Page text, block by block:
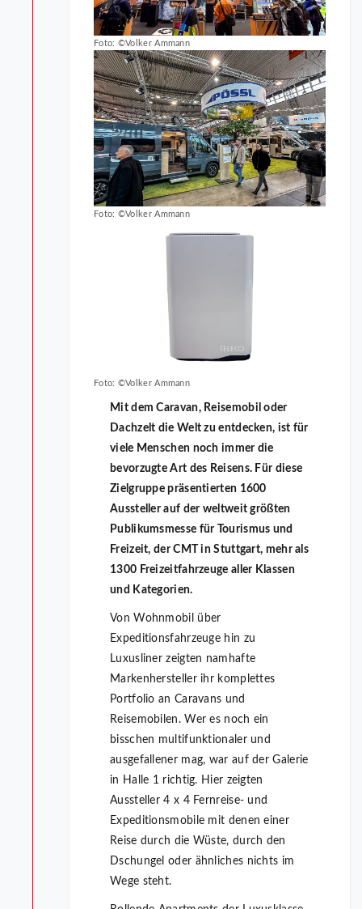
Foto: ©Volker Ammann
Foto: ©Volker Ammann
Foto: ©Volker Ammann
Mit dem Caravan, Reisemobil oder
Dachzelt die Welt zu entdecken, ist für
viele Menschen noch immer die
bevorzugte Art des Reisens. Für diese
Zielgruppe präsentierten 1600
Aussteller auf der weltweit größten
Publikumsmesse für Tourismus und
Freizeit, der CMT in Stuttgart, mehr als
1300 Freizeitfahrzeuge aller Klassen
und Kategorien.
Von Wohnmobil über
Expeditionsfahrzeuge hin zu
Luxusliner zeigten namhafte
Markenhersteller ihr komplettes
Portfolio an Caravans und
Reisemobilen. Wer es noch ein
bisschen multifunktionaler und
ausgefallener mag, war auf der Galerie
in Halle 1 richtig. Hier zeigten
Aussteller 4 x 4 Fernreise- und
Expeditionsmobile mit denen einer
Reise durch die Wüste, durch den
Dschungel oder ähnliches nichts im
Wege steht.